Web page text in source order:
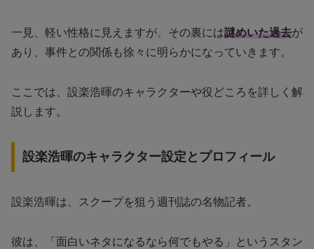
一見、軽い性格に見えますが、その裏には謎めいた過去が
あり、事件との関係も徐々に明らかになっていきます。
ここでは、設楽浩暉のキャラクターや役どころを詳しく解
説します。
設楽浩暉のキャラクター設定とプロフィール
設楽浩暉は、スクープを狙う週刊誌の名物記者。
彼は、「面白いネタになるなら何でもやる」というスタン